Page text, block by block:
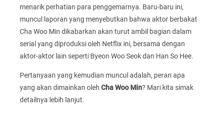
menarik perhatian para penggemarnya. Baru-baru ini,
muncul laporan yang menyebutkan bahwa aktor berbakat
Cha Woo Min dikabarkan akan turut ambil bagian dalam
serial yang diproduksi oleh Netflix ini, bersama dengan
aktor-aktor lain seperti Byeon Woo Seok dan Han So Hee.
Pertanyaan yang kemudian muncul adalah, peran apa
yang akan dimainkan oleh Cha Woo Min? Mari kita simak
detailnya lebih lanjut.